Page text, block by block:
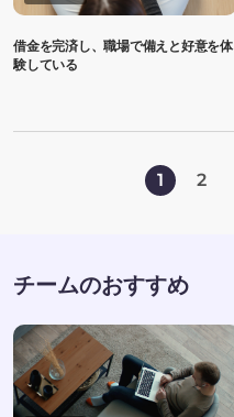
借金を完済し、職場で備えと好意を体
験している
1 2
チームのおすすめ